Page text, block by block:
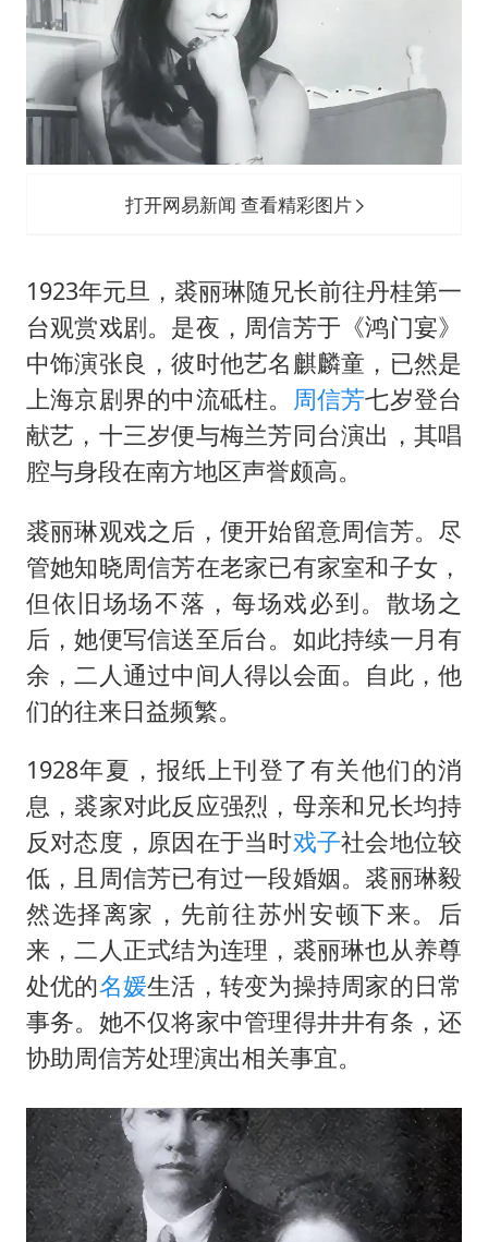
打开网易新闻 查看精彩图片
1923年元旦，裘丽琳随兄长前往丹桂第一
台观赏戏剧。是夜，周信芳于《鸿门宴》
中饰演张良，彼时他艺名麒麟童，已然是
上海京剧界的中流砥柱。 周信芳七岁登台
献艺，十三岁便与梅兰芳同台演出，其唱
腔与身段在南方地区声誉颇高。
裘丽琳观戏之后，便开始留意周信芳。尽
管她知晓周信芳在老家已有家室和子女，
但依旧场场不落，每场戏必到。散场之
后，她便写信送至后台。如此持续一月有
余，二人通过中间人得以会面。自此，他
们的往来日益频繁。
1928年夏，报纸上刊登了有关他们的消
息，裘家对此反应强烈，母亲和兄长均持
反对态度，原因在于当时戏子社会地位较
低，且周信芳已有过一段婚姻。裘丽琳毅
然选择离家，先前往苏州安顿下来。后
来，二人正式结为连理，裘丽琳也从养尊
处优的名媛生活，转变为操持周家的日常
事务。她不仅将家中管理得井井有条，还
协助周信芳处理演出相关事宜。